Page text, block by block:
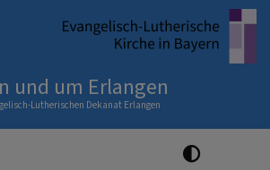
und um Erlangen
Lutherischen Dekanat Erlangen